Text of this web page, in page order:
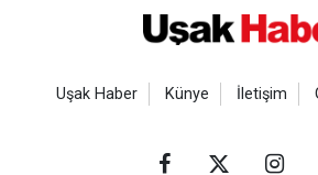
Uşak Haber Künye İletişim